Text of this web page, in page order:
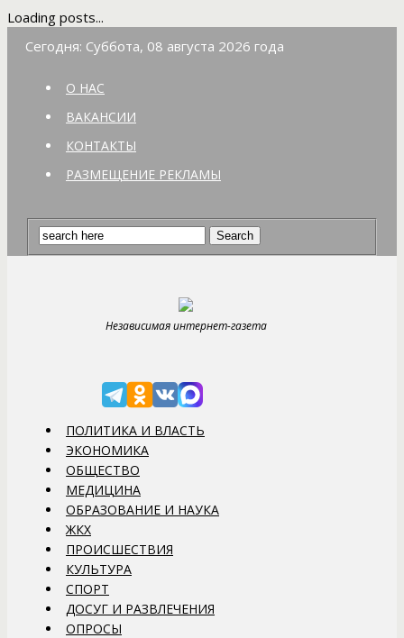
Loading posts...
Сегодня: Суббота, 08 августа 2026 года
О НАС
ВАКАНСИИ
КОНТАКТЫ
РАЗМЕЩЕНИЕ РЕКЛАМЫ
Независимая интернет-газета
ПОЛИТИКА И ВЛАСТЬ
ЭКОНОМИКА
ОБЩЕСТВО
МЕДИЦИНА
ОБРАЗОВАНИЕ И НАУКА
ЖКХ
ПРОИСШЕСТВИЯ
КУЛЬТУРА
СПОРТ
ДОСУГ И РАЗВЛЕЧЕНИЯ
ОПРОСЫ